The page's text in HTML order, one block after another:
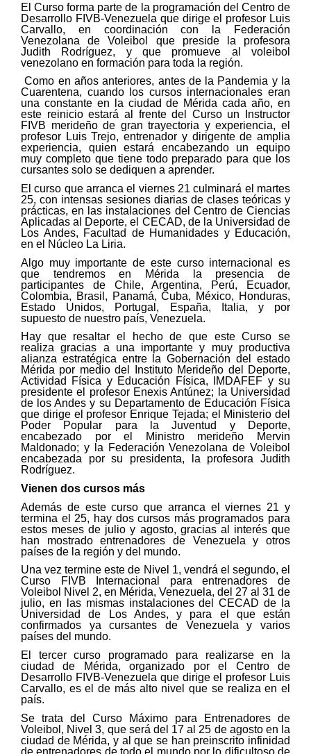
El Curso forma parte de la programación del Centro de
Desarrollo FIVB-Venezuela que dirige el profesor Luis
Carvallo, en coordinación con la Federación
Venezolana de Voleibol que preside la profesora
Judith Rodríguez, y que promueve al voleibol
venezolano en formación para toda la región.
Como en años anteriores, antes de la Pandemia y la
Cuarentena, cuando los cursos internacionales eran
una constante en la ciudad de Mérida cada año, en
este reinicio estará al frente del Curso un Instructor
FIVB merideño de gran trayectoria y experiencia, el
profesor Luis Trejo, entrenador y dirigente de amplia
experiencia, quien estará encabezando un equipo
muy completo que tiene todo preparado para que los
cursantes solo se dediquen a aprender.
El curso que arranca el viernes 21 culminará el martes
25, con intensas sesiones diarias de clases teóricas y
prácticas, en las instalaciones del Centro de Ciencias
Aplicadas al Deporte, el CECAD, de la Universidad de
Los Andes, Facultad de Humanidades y Educación,
en el Núcleo La Liria.
Algo muy importante de este curso internacional es
que tendremos en Mérida la presencia de
participantes de Chile, Argentina, Perú, Ecuador,
Colombia, Brasil, Panamá, Cuba, México, Honduras,
Estado Unidos, Portugal, España, Italia, y por
supuesto de nuestro país, Venezuela.
Hay que resaltar el hecho de que este Curso se
realiza gracias a una importante y muy productiva
alianza estratégica entre la Gobernación del estado
Mérida por medio del Instituto Merideño del Deporte,
Actividad Física y Educación Física, IMDAFEF y su
presidente el profesor Enexis Antúnez; la Universidad
de los Andes y su Departamento de Educación Física
que dirige el profesor Enrique Tejada; el Ministerio del
Poder Popular para la Juventud y Deporte,
encabezado por el Ministro merideño Mervin
Maldonado; y la Federación Venezolana de Voleibol
encabezada por su presidenta, la profesora Judith
Rodríguez.
Vienen dos cursos más
Además de este curso que arranca el viernes 21 y
termina el 25, hay dos cursos más programados para
estos meses de julio y agosto, gracias al interés que
han mostrado entrenadores de Venezuela y otros
países de la región y del mundo.
Una vez termine este de Nivel 1, vendrá el segundo, el
Curso FIVB Internacional para entrenadores de
Voleibol Nivel 2, en Mérida, Venezuela, del 27 al 31 de
julio, en las mismas instalaciones del CECAD de la
Universidad de Los Andes, y para el que están
confirmados ya cursantes de Venezuela y varios
países del mundo.
El tercer curso programado para realizarse en la
ciudad de Mérida, organizado por el Centro de
Desarrollo FIVB-Venezuela que dirige el profesor Luis
Carvallo, es el de más alto nivel que se realiza en el
país.
Se trata del Curso Máximo para Entrenadores de
Voleibol, Nivel 3, que será del 17 al 25 de agosto en la
ciudad de Mérida, y al que se han preinscrito infinidad
de entrenadores de todo el mundo por lo dificultoso de